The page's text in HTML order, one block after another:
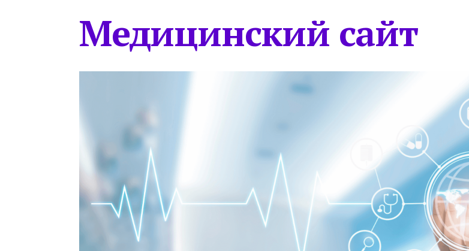
Медицинский сайт